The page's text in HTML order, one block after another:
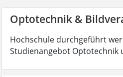
Optotechnik &
Hochschule durchgeführt
Studienangebot Optotechnik